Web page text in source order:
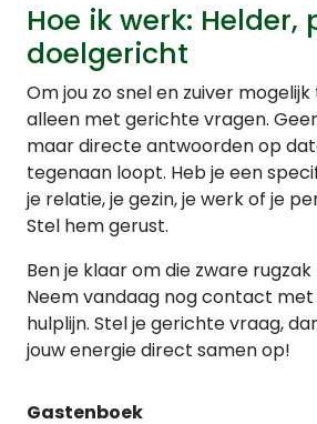
Hoe ik werk: Helder,
doelgericht
Om jou zo snel en zuiver
alleen met gerichte vragen.
maar directe antwoorden op
tegenaan loopt. Heb je een
je relatie, je gezin, je werk of je
Stel hem gerust.
Ben je klaar om die zware
Neem vandaag nog contact met
hulplijn. Stel je gerichte vraag,
jouw energie direct samen op!
Gastenboek